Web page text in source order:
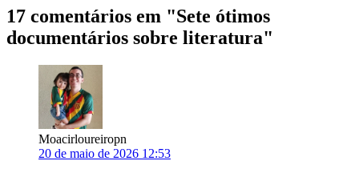
17 comentários em "Sete ótimos
documentários sobre literatura"
Moacirloureiropn
20 de maio de 2026 12:53